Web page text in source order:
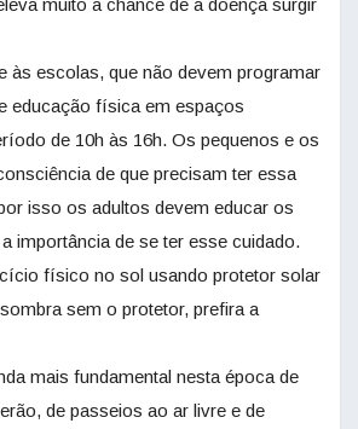
às escolas, que não devem programar
educação física em espaços
de 10h às 16h. Os pequenos e os
de que precisam ter essa
isso os adultos devem educar os
importância de se ter esse cuidado.
físico no sol usando protetor solar
sem o protetor, prefira a
mais fundamental nesta época de
de passeios ao ar livre e de